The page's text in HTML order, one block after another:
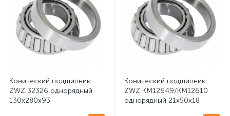
Конический подшипник
ZWZ 32326 однорядный
130x280x93
Конический подшипник
ZWZ KM12649/KM12610
однорядный 21x50x18